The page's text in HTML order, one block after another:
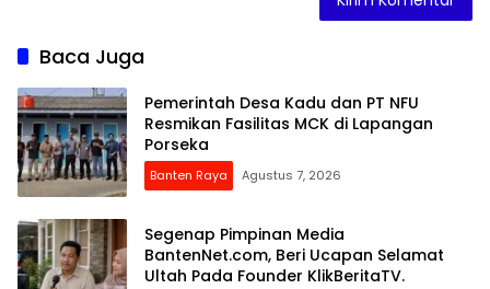
Baca Juga
Pemerintah Desa Kadu dan PT NFU
Resmikan Fasilitas MCK di Lapangan
Porseka
Banten Raya Agustus 7, 2026
Segenap Pimpinan Media
BantenNet.com, Beri Ucapan Selamat
Ultah Pada Founder KlikBeritaTV.